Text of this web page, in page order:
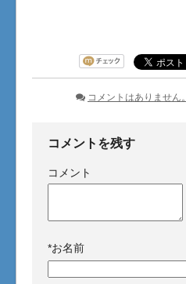
コメントはありません。
コメントを残す
コメント
*お名前